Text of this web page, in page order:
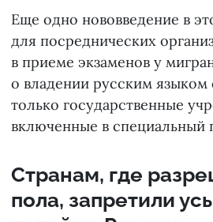
Еще одно нововведение в
для посреднических
в приеме экзаменов у
о владении русским языком
только государственные
включенные в специальный
Странам, где
пола, запретили